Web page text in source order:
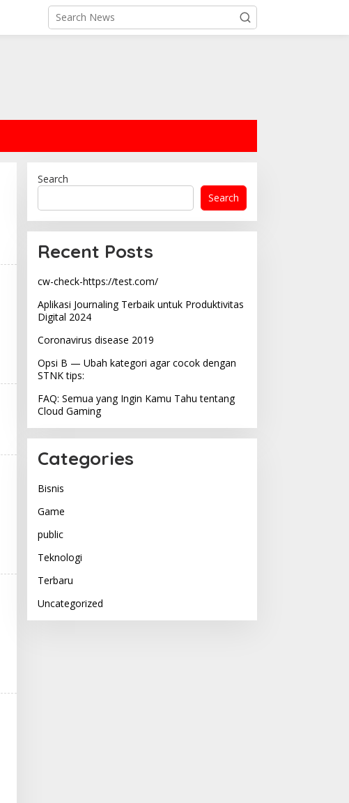
Search
Search
Recent Posts
cw-check-https://test.com/
Aplikasi Journaling Terbaik untuk Produktivitas
Digital 2024
Coronavirus disease 2019
Opsi B — Ubah kategori agar cocok dengan
STNK tips:
FAQ: Semua yang Ingin Kamu Tahu tentang
Cloud Gaming
Categories
Bisnis
Game
public
Teknologi
Terbaru
Uncategorized